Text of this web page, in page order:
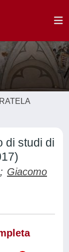
di studi di
; Giacomo